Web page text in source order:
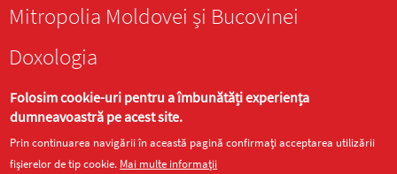
Mitropolia Moldovei și Bucovinei
Doxologia
Site realizat deDOXOLOGIA MEDIA
Folosim cookie-uri pentru a îmbunătăți experiența
dumneavoastră pe acest site.
Prin continuarea navigării în această pagină confirmați acceptarea utilizării
fișierelor de tip cookie. Mai multe informații